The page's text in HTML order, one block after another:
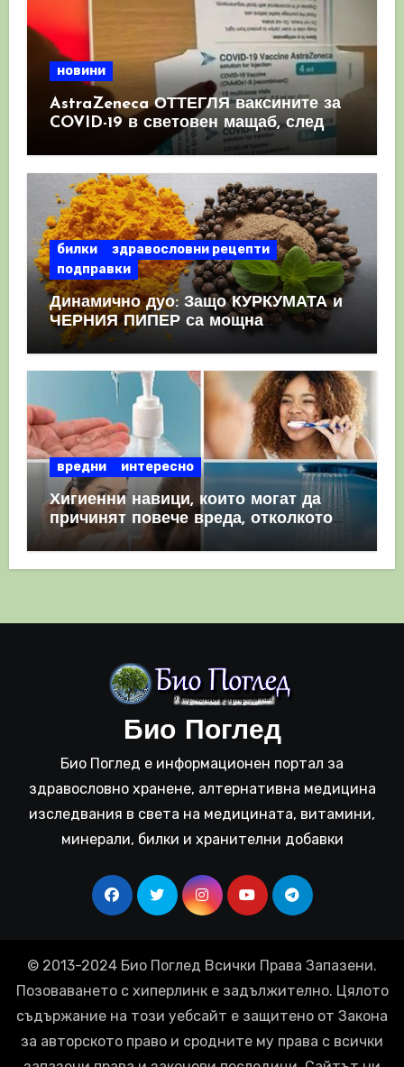
новини
AstraZeneca ОТТЕГЛЯ ваксините за
COVID-19 в световен мащаб, след
като призна, че те причиняват
билки
здравословни рецепти
подправки
Динамично дуо: Защо КУРКУМАТА и
ЧЕРНИЯ ПИПЕР са мощна
комбинация
вредни интересно
Хигиенни навици, които могат да
причинят повече вреда, отколкото
полза
Био Поглед
Био Поглед е информационен портал за
здравословно хранене, алтернативна медицина
изследвания в света на медицината, витамини,
минерали, билки и хранителни добавки
© 2013-2024 Био Поглед Всички Права Запазени.
Позоваването с хиперлинк е задължително. Цялото
съдържание на този уебсайт е защитено от Закона
за авторското право и сродните му права с всички